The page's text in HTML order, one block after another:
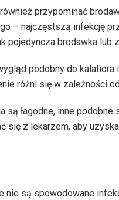
przypominać
– najczęstszą infekcję
pojedyncza brodawka lub
podobny do
różni się w zależności
są łagodne, inne
się z lekarzem, aby
nie są spowodowane